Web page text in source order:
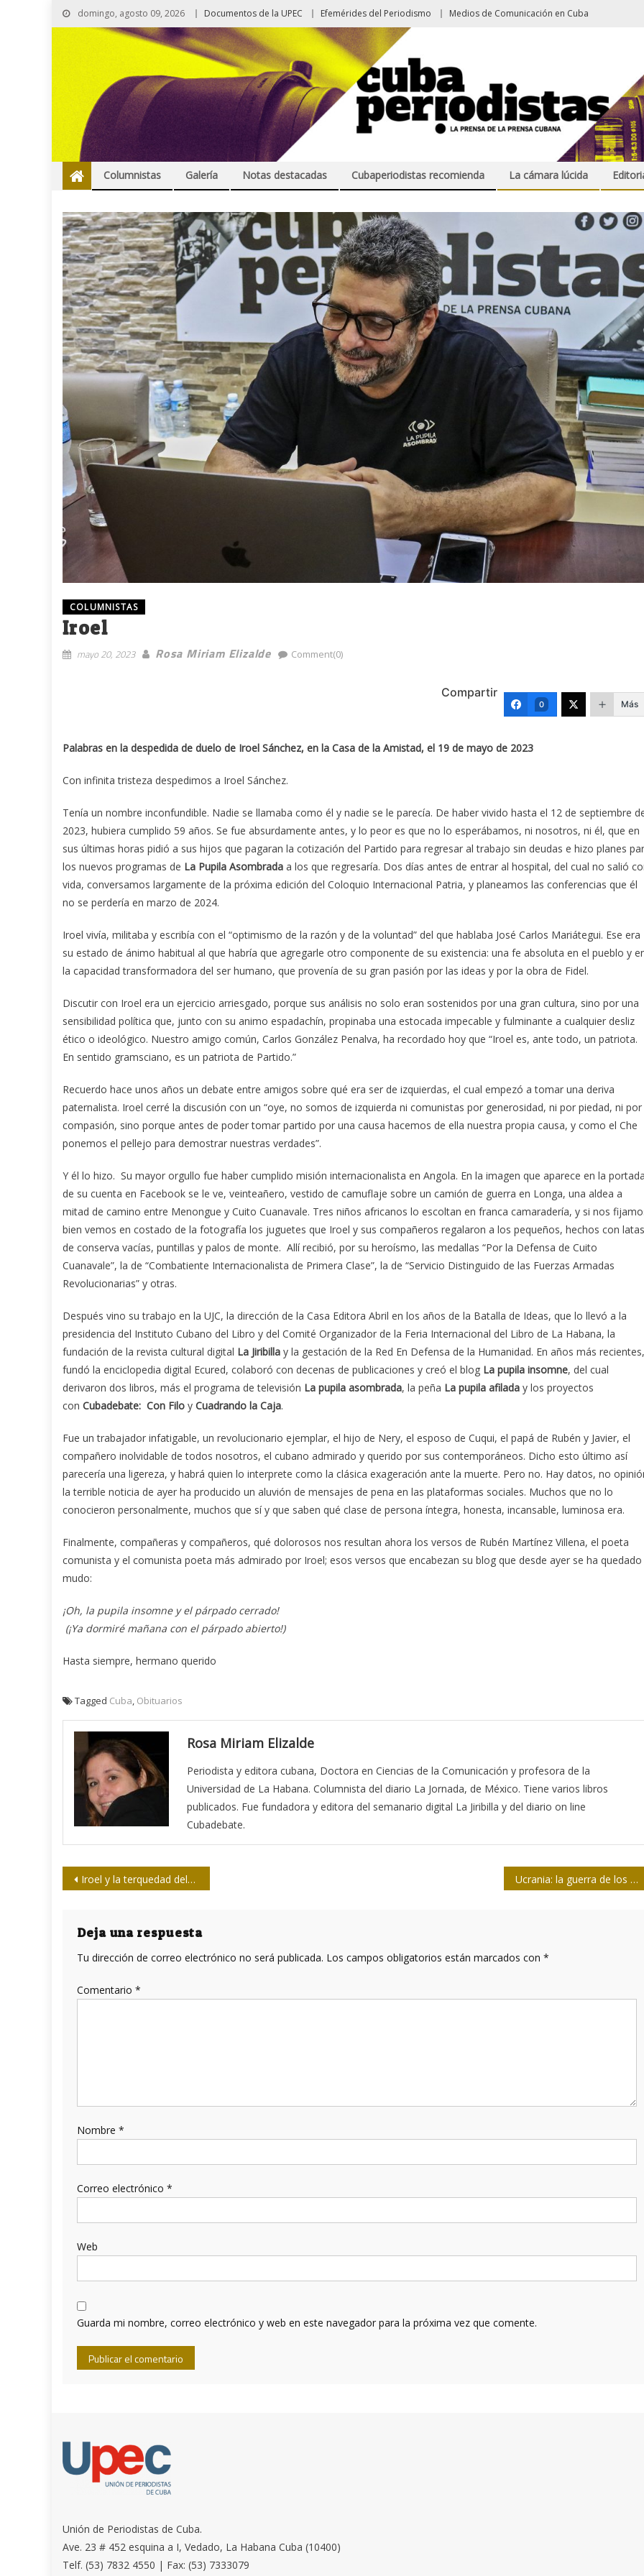
domingo, agosto 09, 2026 Documentos de la UPEC Efemérides del Periodismo Medios de Comunicación en Cuba
Columnistas Galería Notas destacadas Cubaperiodistas recomienda La cámara lúcida
COLUMNISTAS
Iroel
mayo 20, 2023 Rosa Miriam Elizalde Comment(0)
Compartir
0 Más
Palabras en la despedida de duelo de Iroel Sánchez, en la Casa de la Amistad, el 19 de mayo de 2023
Con infinita tristeza despedimos a Iroel Sánchez.
Tenía un nombre inconfundible. Nadie se llamaba como él y nadie se le parecía. De haber vivido hasta el 12 de septiembre
2023, hubiera cumplido 59 años. Se fue absurdamente antes, y lo peor es que no lo esperábamos, ni nosotros, ni él, que en
sus últimas horas pidió a sus hijos que pagaran la cotización del Partido para regresar al trabajo sin deudas e hizo planes
los nuevos programas de La Pupila Asombrada a los que regresaría. Dos días antes de entrar al hospital, del cual no salió
vida, conversamos largamente de la próxima edición del Coloquio Internacional Patria, y planeamos las conferencias que él
no se perdería en marzo de 2024.
Iroel vivía, militaba y escribía con el “optimismo de la razón y de la voluntad” del que hablaba José Carlos Mariátegui. Ese era
su estado de ánimo habitual al que habría que agregarle otro componente de su existencia: una fe absoluta en el pueblo y
la capacidad transformadora del ser humano, que provenía de su gran pasión por las ideas y por la obra de Fidel.
Discutir con Iroel era un ejercicio arriesgado, porque sus análisis no solo eran sostenidos por una gran cultura, sino por una
sensibilidad política que, junto con su animo espadachín, propinaba una estocada impecable y fulminante a cualquier desliz
ético o ideológico. Nuestro amigo común, Carlos González Penalva, ha recordado hoy que “Iroel es, ante todo, un patriota.
En sentido gramsciano, es un patriota de Partido.”
Recuerdo hace unos años un debate entre amigos sobre qué era ser de izquierdas, el cual empezó a tomar una deriva
paternalista. Iroel cerré la discusión con un “oye, no somos de izquierda ni comunistas por generosidad, ni por piedad, ni por
compasión, sino porque antes de poder tomar partido por una causa hacemos de ella nuestra propia causa, y como el Che
ponemos el pellejo para demostrar nuestras verdades”.
Y él lo hizo. Su mayor orgullo fue haber cumplido misión internacionalista en Angola. En la imagen que aparece en la
de su cuenta en Facebook se le ve, veinteañero, vestido de camuflaje sobre un camión de guerra en Longa, una aldea a
mitad de camino entre Menongue y Cuito Cuanavale. Tres niños africanos lo escoltan en franca camaradería, y si nos
bien vemos en costado de la fotografía los juguetes que Iroel y sus compañeros regalaron a los pequeños, hechos con latas
de conserva vacías, puntillas y palos de monte. Allí recibió, por su heroísmo, las medallas “Por la Defensa de Cuito
Cuanavale”, la de “Combatiente Internacionalista de Primera Clase”, la de “Servicio Distinguido de las Fuerzas Armadas
Revolucionarias” y otras.
Después vino su trabajo en la UJC, la dirección de la Casa Editora Abril en los años de la Batalla de Ideas, que lo llevó a la
presidencia del Instituto Cubano del Libro y del Comité Organizador de la Feria Internacional del Libro de La Habana, la
fundación de la revista cultural digital La Jiribilla y la gestación de la Red En Defensa de la Humanidad. En años más recientes,
fundó la enciclopedia digital Ecured, colaboró con decenas de publicaciones y creó el blog La pupila insomne, del cual
derivaron dos libros, más el programa de televisión La pupila asombrada, la peña La pupila afilada y los proyectos
con Cubadebate: Con Filo y Cuadrando la Caja.
Fue un trabajador infatigable, un revolucionario ejemplar, el hijo de Nery, el esposo de Cuqui, el papá de Rubén y Javier, el
compañero inolvidable de todos nosotros, el cubano admirado y querido por sus contemporáneos. Dicho esto último así
parecería una ligereza, y habrá quien lo interprete como la clásica exageración ante la muerte. Pero no. Hay datos, no
la terrible noticia de ayer ha producido un aluvión de mensajes de pena en las plataformas sociales. Muchos que no lo
conocieron personalmente, muchos que sí y que saben qué clase de persona íntegra, honesta, incansable, luminosa era.
Finalmente, compañeras y compañeros, qué dolorosos nos resultan ahora los versos de Rubén Martínez Villena, el poeta
comunista y el comunista poeta más admirado por Iroel; esos versos que encabezan su blog que desde ayer se ha quedado
mudo:
¡Oh, la pupila insomne y el párpado cerrado!
(¡Ya dormiré mañana con el párpado abierto!)
Hasta siempre, hermano querido
Tagged Cuba, Obituarios
Rosa Miriam Elizalde
Periodista y editora cubana, Doctora en Ciencias de la Comunicación y profesora de la
Universidad de La Habana. Columnista del diario La Jornada, de México. Tiene varios libros
publicados. Fue fundadora y editora del semanario digital La Jiribilla y del diario on line
Cubadebate.
Navegación
entradas
Iroel y la terquedad del combatiente Ucrania: la guerra de los relatos
Deja una respuesta
Tu dirección de correo electrónico no será publicada. Los campos obligatorios están marcados con *
Comentario *
Nombre *
Correo electrónico *
Web
Guarda mi nombre, correo electrónico y web en este navegador para la próxima vez que comente.
Unión de Periodistas de Cuba.
Ave. 23 # 452 esquina a I, Vedado, La Habana Cuba (10400)
Telf. (53) 7832 4550 | Fax: (53) 7333079